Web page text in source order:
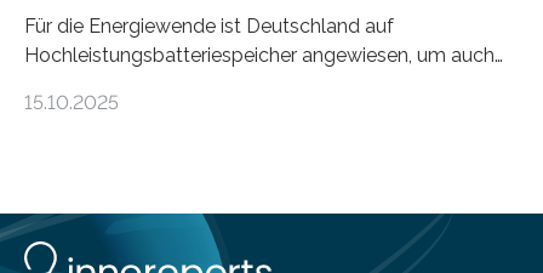
Für die Energiewende ist Deutschland auf
Hochleistungsbatteriespeicher angewiesen, um auch
Doch mit der immensen Zahl einzelner Batteriezellen,
Projekt KV-BATT diese Verluste reduzieren und
erhöhen dazu die Spannung um das Zehn- bis
15.10.2025